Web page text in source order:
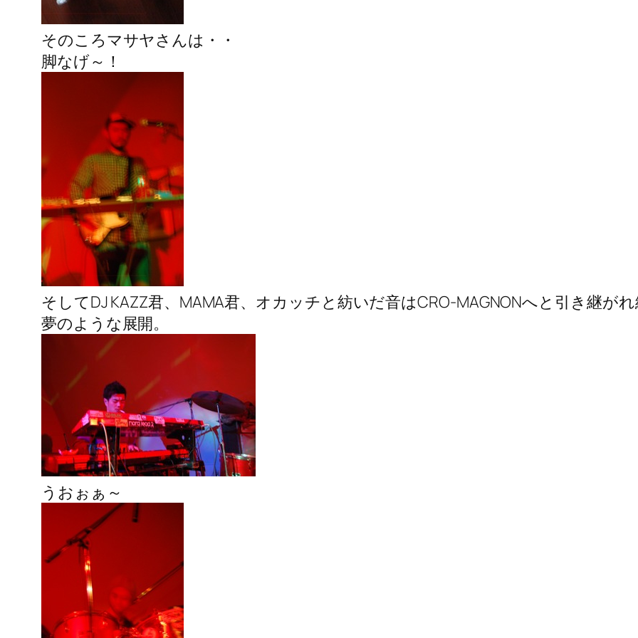
そのころマサヤさんは・・
脚なげ～！
そしてDJ KAZZ君、MAMA君、オカッチと紡いだ音はCRO-MAGNONへと引き継が
夢のような展開。
うおぉぁ～